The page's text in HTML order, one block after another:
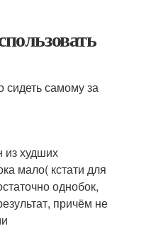
самому за
худших
мало( кстати для
однобок,
причём не